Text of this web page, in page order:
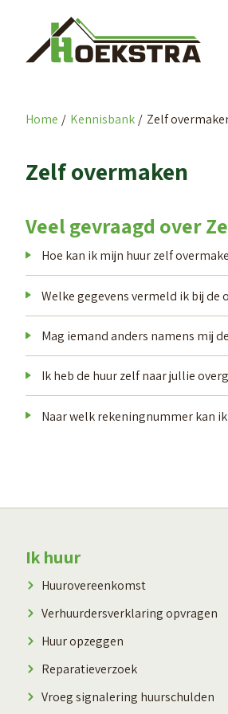
Naar hoofdinhoud
Naar hoofdnavigatiemenu
Naar zoeken
Naar de homepage
Home Kennisbank Zelf
Zelf overmaken
Veel gevraagd over
Hoe kan ik mijn huur zelf
Welke gegevens vermeld ik bij
Mag iemand anders namens mij
Ik heb de huur zelf naar jullie
Naar welk rekeningnummer kan
Contactinformatie
Ik huur
Huurovereenkomst
Verhuurdersverklaring opvragen
Huur opzeggen
Reparatieverzoek
Vroeg signalering huurschulden